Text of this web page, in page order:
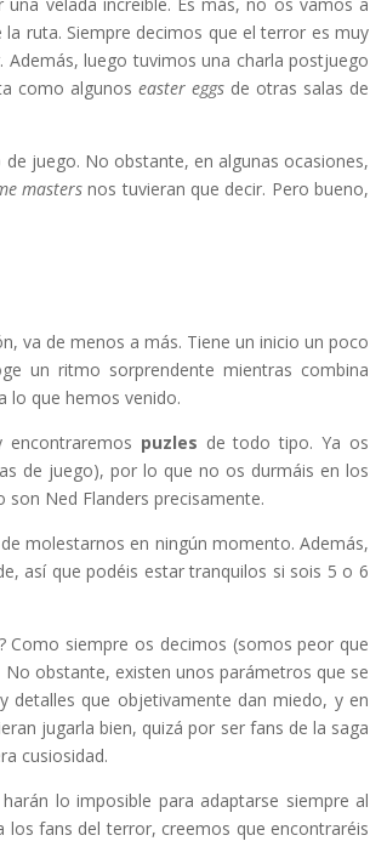
ruta. Siempre decimos que el terror es muy
luego tuvimos una charla postjuego
como algunos easter eggs de otras salas de
juego. No obstante, en algunas ocasiones,
mastersnos tuvieran que decir. Pero bueno,
va de menos a más. Tiene un inicio un poco
un ritmo sorprendente mientras combina
lo que hemos venido.
encontraremos puzles de todo tipo. Ya os
de juego), por lo que no os durmáis en los
Ned Flanders precisamente.
molestarnos en ningún momento. Además,
así que podéis estar tranquilos si sois 5 o 6
siempre os decimos (somos peor que
obstante, existen unos parámetros que se
detalles que objetivamente dan miedo, y en
jugarla bien, quizá por ser fans de la saga
cusiosidad.
harán lo imposible para adaptarse siempre al
fans del terror, creemos que encontraréis